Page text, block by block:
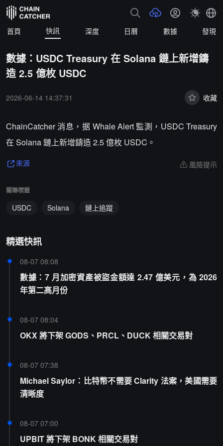
首頁 快訊 深度 日曆 數據 發現
數據：USDC Treasury 在 Solana 鏈上新增鑄
造 2.5 億枚 USDC
2026-06-14 14:37:31 收藏
ChainCatcher 消息，据 Whale Alert 監測，USDC Treasury
在 Solana 鏈上新增鑄造 2.5 億枚 USDC。
來源 風險提示
關聯標籤
USDC Solana 鏈上追蹤
精選快訊
08-07 08:08
數據：7 月加密資產被盜金額達 2.47 億美元，為 2026
年第二高月份
08-07 08:04
OKX 將下架 GODS、PRCL、DUCK 相關交易對
08-07 07:38
Michael Saylor：比特幣不需要 Clarity 法案，美國需要
清晰度
08-07 07:00
UPBIT 將下架 BONK 相關交易對